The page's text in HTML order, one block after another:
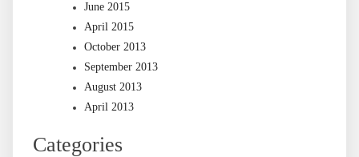
June 2015
April 2015
October 2013
September 2013
August 2013
April 2013
Categories